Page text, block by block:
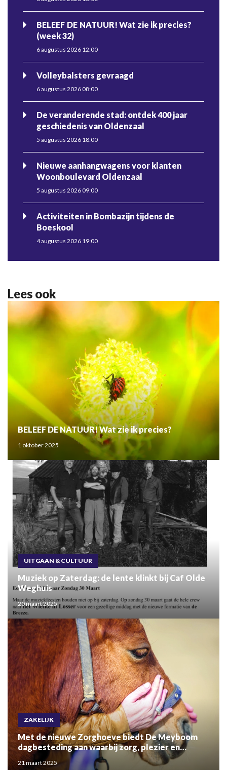
BELEEF DE NATUUR! Wat zie ik precies?
(week 32)
6 augustus 2026 12:00
Volleybalsters gevraagd
6 augustus 2026 08:00
De veranderende stad: ontdek 400 jaar
geschiedenis van Oldenzaal
5 augustus 2026 18:00
Nieuwe aanhangwagens voor klanten
Woonboulevard Oldenzaal
5 augustus 2026 09:00
Activiteiten in Bombazijn tijdens de
Boeskool
4 augustus 2026 19:00
Lees ook
BELEEF DE NATUUR! Wat zie ik precies?
1 oktober 2025
UITGAAN & CULTUUR
Muziek op Zaterdag: de lente klinkt bij Caf Olde
Weghuis
20 maart 2025
ZAKELIJK
Met de nieuwe Zorghoeve biedt De Meyboom
dagbesteding aan waarbij zorg, plezier en
paarden centraal staan
21 maart 2025